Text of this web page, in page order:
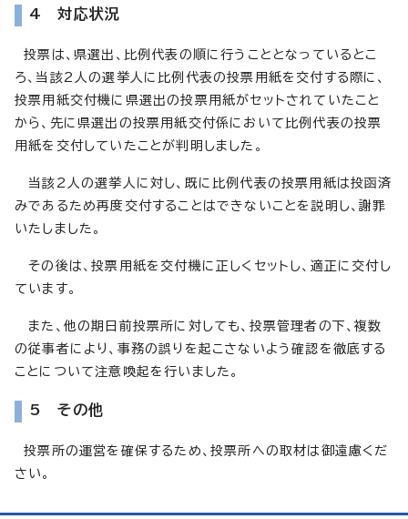
4 対応状況
投票は、県選出、比例代表の順に行うこととなっているとこ
ろ、当該2人の選挙人に比例代表の投票用紙を交付する際に、
投票用紙交付機に県選出の投票用紙がセットされていたこと
から、先に県選出の投票用紙交付係において比例代表の投票
用紙を交付していたことが判明しました。
当該2人の選挙人に対し、既に比例代表の投票用紙は投函済
みであるため再度交付することはできないことを説明し、謝罪
いたしました。
その後は、投票用紙を交付機に正しくセットし、適正に交付し
ています。
また、他の期日前投票所に対しても、投票管理者の下、複数
の従事者により、事務の誤りを起こさないよう確認を徹底する
ことについて注意喚起を行いました。
5 その他
投票所の運営を確保するため、投票所への取材は御遠慮くだ
さい。